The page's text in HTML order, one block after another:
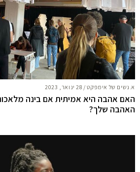
א.נשים של אימפקט/ 28 ינואר, 2023
האם אהבה היא אמיתית אם בינה
האהבה שלך?